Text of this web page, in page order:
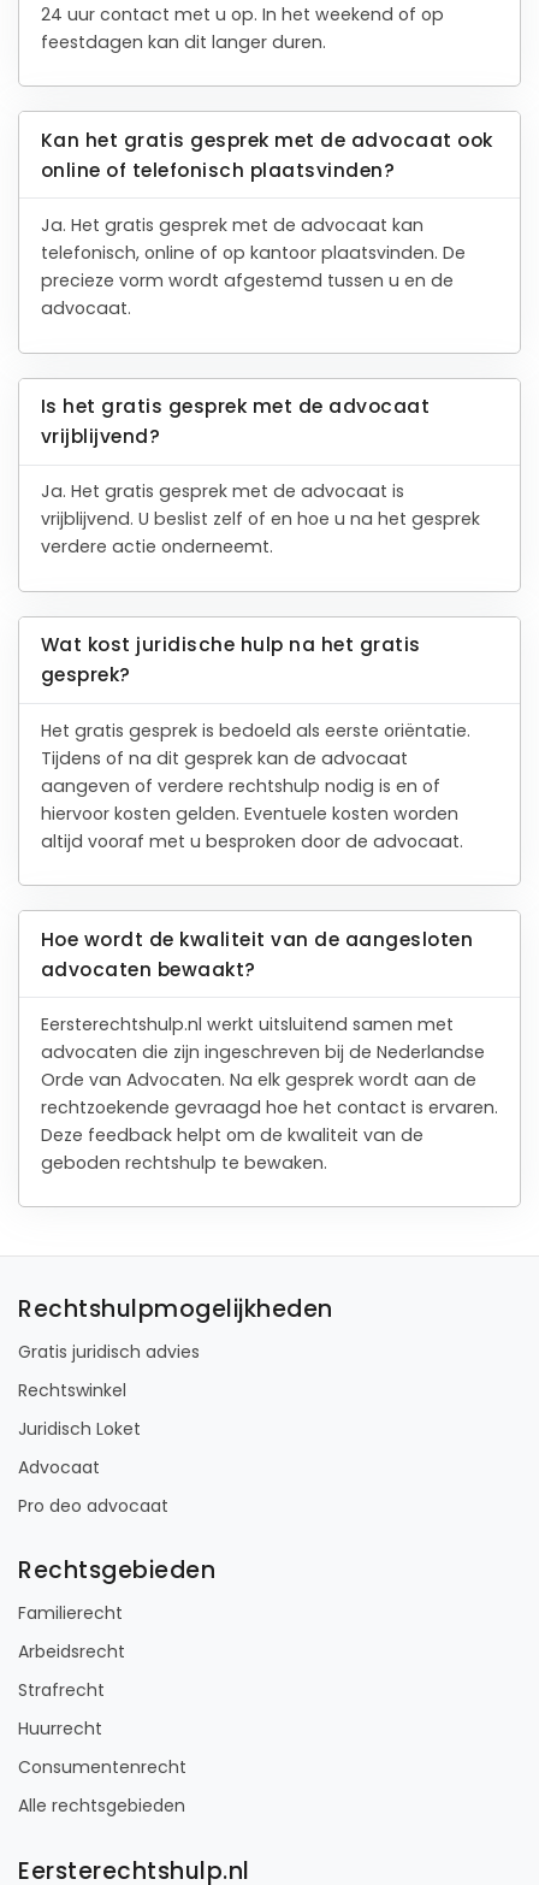
24 uur contact met u op. In het weekend of op
feestdagen kan dit langer duren.
Kan het gratis gesprek met de advocaat ook
online of telefonisch plaatsvinden?
Ja. Het gratis gesprek met de advocaat kan
telefonisch, online of op kantoor plaatsvinden. De
precieze vorm wordt afgestemd tussen u en de
advocaat.
Is het gratis gesprek met de advocaat
vrijblijvend?
Ja. Het gratis gesprek met de advocaat is
vrijblijvend. U beslist zelf of en hoe u na het gesprek
verdere actie onderneemt.
Wat kost juridische hulp na het gratis
gesprek?
Het gratis gesprek is bedoeld als eerste oriëntatie.
Tijdens of na dit gesprek kan de advocaat
aangeven of verdere rechtshulp nodig is en of
hiervoor kosten gelden. Eventuele kosten worden
altijd vooraf met u besproken door de advocaat.
Hoe wordt de kwaliteit van de aangesloten
advocaten bewaakt?
Eersterechtshulp.nl werkt uitsluitend samen met
advocaten die zijn ingeschreven bij de Nederlandse
Orde van Advocaten. Na elk gesprek wordt aan de
rechtzoekende gevraagd hoe het contact is ervaren.
Deze feedback helpt om de kwaliteit van de
geboden rechtshulp te bewaken.
Rechtshulpmogelijkheden
Gratis juridisch advies
Rechtswinkel
Juridisch Loket
Advocaat
Pro deo advocaat
Rechtsgebieden
Familierecht
Arbeidsrecht
Strafrecht
Huurrecht
Consumentenrecht
Alle rechtsgebieden
Eersterechtshulp.nl